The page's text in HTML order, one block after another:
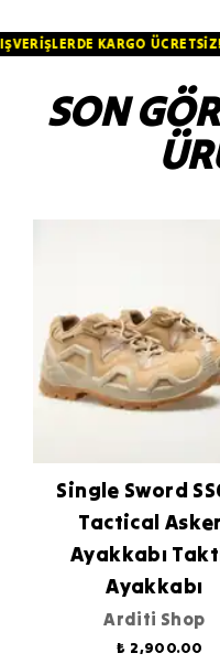
KARGO
SON
Single Sword
Tactical
Ayakkabı
Ayakkabı
Arditi Shop
₺ 2,900.00